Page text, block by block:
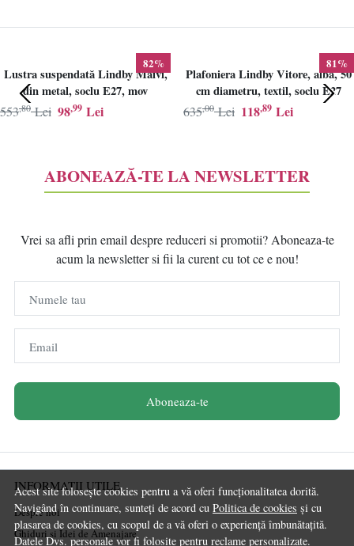
Acest site folosește cookies pentru a vă oferi funcționalitatea dorită.
Navigând în continuare, sunteți de acord cu Politica de cookies și cu
plasarea de cookies, cu scopul de a vă oferi o experiență îmbunătațită.
Datele Dvs. personale vor fi folosite pentru reclame personalizate.
82%
Lustra suspendată Lindby Maivi,
din metal, soclu E27, mov
98,99 Lei
553,80 Lei
81%
Plafoniera Lindby Vitore, alba, 50
cm diametru, textil, soclu E27
118,89 Lei
635,00 Lei
ABONEAZĂ-TE LA NEWSLETTER
Vrei sa afli prin email despre reduceri si promotii? Aboneaza-te
acum la newsletter si fii la curent cu tot ce e nou!
Numele tau
Email
Aboneaza-te
INFORMATII UTILE
Despre noi
Ghiduri și Idei de Amenajare